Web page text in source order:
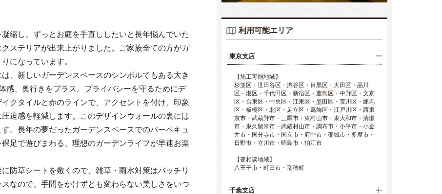
縮し、ずっとお庭を手直ししたいと長年悩んでいた
ステリアが出来上がりました。ご家族全ての方がガ
になっています。
、新しいガーデンスペースのシンボルでもある大き
感、奥行きをプラス。プライバシーを守るためにデ
クタイルと赤のラインで、アクセントを付け、印象
迫感を軽減します。このデザインウォールの裏には
。長年の夢だったガーデンスペースでのバーベキュ
足で遊びまわる、理想のガーデンライフが早速お楽
防草シートを敷くので、雑草・雨水対策はバッチリ
なので、手間をかけずとも変わらない美しさをいつ
利用可能エリア
東京支店
【施工可能地域】
杉並区・世田谷区・渋谷区・目黒区・大田区・品川
区・港区・千代田区・新宿区・豊島区・中野区・文京
区・台東区・中央区・江東区・墨田区・荒川区・練馬
区・板橋区・北区・足立区・葛飾区・江戸川区・西東
京市・武蔵野市・三鷹市・東村山市・東大和市・清瀬
市・東久留米市・武蔵村山市・調布市・小平市・小金
井市・国分寺市・国立市・府中市・稲城市・多摩市・
日野市・立川市・昭島市・狛江市
【要相談地域】
八王子市・町田市・瑞穂町
千葉支店